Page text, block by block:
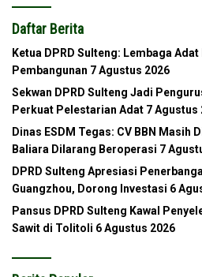
Daftar Berita
Ketua DPRD Sulteng: Lembaga
Pembangunan 7 Agustus 2026
Sekwan DPRD Sulteng Jadi
Perkuat Pelestarian Adat 7 Agustus
Dinas ESDM Tegas: CV BBN Masih
Baliara Dilarang Beroperasi 7
DPRD Sulteng Apresiasi
Guangzhou, Dorong Investasi 6
Pansus DPRD Sulteng Kawal
Sawit di Tolitoli 6 Agustus 2026